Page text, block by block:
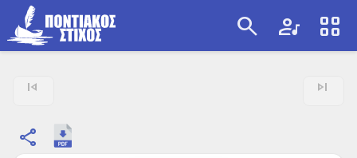
search artist view_cozy
skip_previous skip_next
share